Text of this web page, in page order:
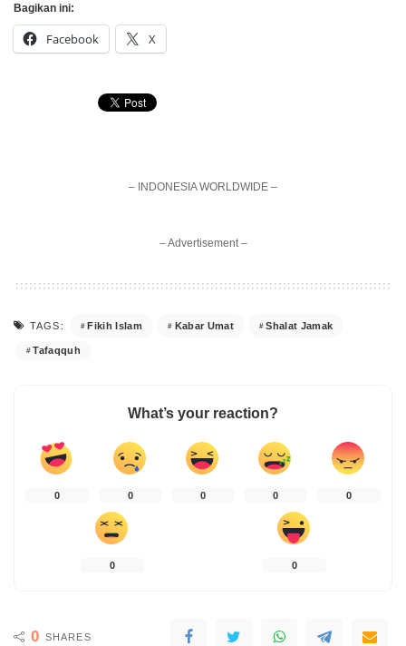
Bagikan ini:
Facebook X
– INDONESIA WORLDWIDE –
– Advertisement –
TAGS: Fikih Islam Kabar Umat Shalat Jamak
Tafaqquh
What’s your reaction?
0 0 0 0 0
0 0
0 SHARES